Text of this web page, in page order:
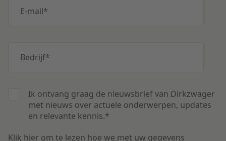
E-mail*
Bedrijf*
Ik ontvang graag de nieuwsbrief van Dirkzwager
met nieuws over actuele onderwerpen, updates
en relevante kennis.*
Klik hier om te lezen hoe we met uw gegevens